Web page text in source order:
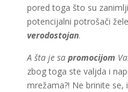
pored toga što su
potencijalni potrošači
verodostojan.
A šta je sa promocijom
zbog toga ste valjda i
mrežama?! Ne brinite